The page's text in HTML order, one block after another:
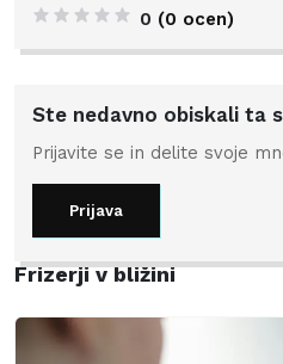
0 (0 ocen)
Ste nedavno obiskali ta
Prijavite se in delite svoje
Prijava
Frizerji v bližini